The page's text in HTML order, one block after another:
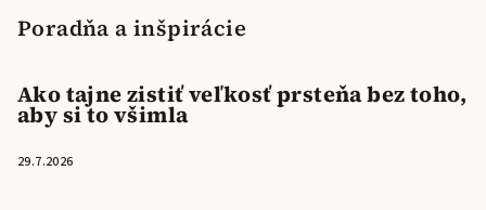
Poradňa a inšpirácie
Ako tajne zistiť veľkosť prsteňa bez toho,
aby si to všimla
29.7.2026